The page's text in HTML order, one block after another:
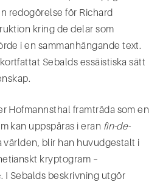
redogörelse för Richard
kring de delar som
i en sammanhängande text.
Sebalds essäistiska sätt
Hofmannsthal framträda som en
kan uppspåras i eran fin-de-
världen, blir han huvudgestalt i
kryptogram –
. I Sebalds beskrivning utgör